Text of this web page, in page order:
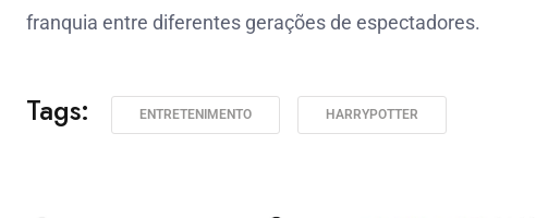
franquia entre diferentes gerações de espectadores.
Tags: ENTRETENIMENTO HARRYPOTTER